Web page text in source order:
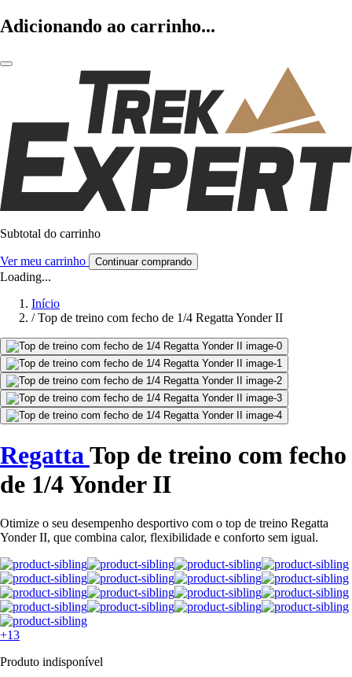
Adicionando ao carrinho...
Subtotal do carrinho
Ver meu carrinho Continuar comprando
Loading...
Início
/ Top de treino com fecho de 1/4 Regatta Yonder II
RegattaTop de treino com fecho
de 1/4 Yonder II
Otimize o seu desempenho desportivo com o top de treino Regatta
Yonder II, que combina calor, flexibilidade e conforto sem igual.
+13
Produto indisponível